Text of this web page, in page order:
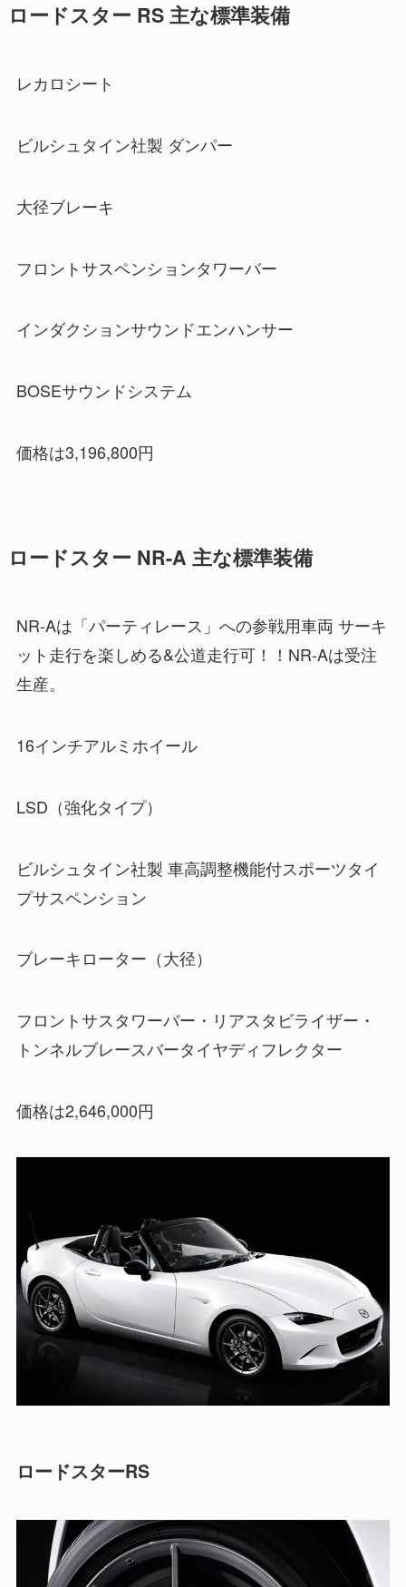
ロードスター RS 主な標準装備
レカロシート
ビルシュタイン社製 ダンパー
大径ブレーキ
フロントサスペンションタワーバー
インダクションサウンドエンハンサー
BOSEサウンドシステム
価格は3,196,800円
ロードスター NR-A 主な標準装備
NR-Aは「パーティレース」への参戦用車両 サーキ
ット走行を楽しめる&公道走行可！！NR-Aは受注
生産。
16インチアルミホイール
LSD（強化タイプ）
ビルシュタイン社製 車高調整機能付スポーツタイ
プサスペンション
ブレーキローター（大径）
フロントサスタワーバー・リアスタビライザー・
トンネルブレースバータイヤディフレクター
価格は2,646,000円
ロードスターRS